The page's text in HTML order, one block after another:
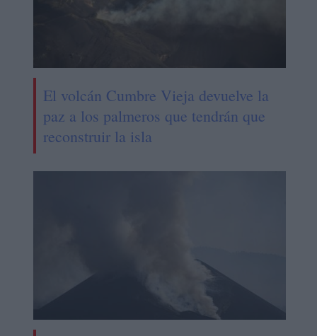
El volcán Cumbre Vieja devuelve la
paz a los palmeros que tendrán que
reconstruir la isla